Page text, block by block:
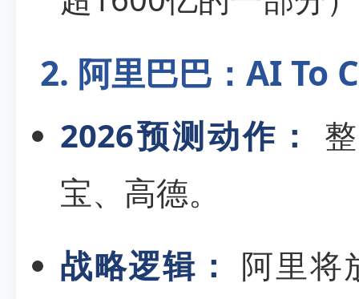
2. 阿里巴巴：AI To
2026预测动作：
宝、高德。
战略逻辑： 阿里将